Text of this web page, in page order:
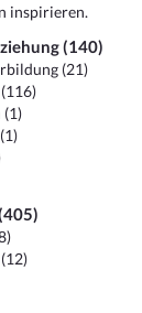
inspirieren.
(140)
(21)
(1)